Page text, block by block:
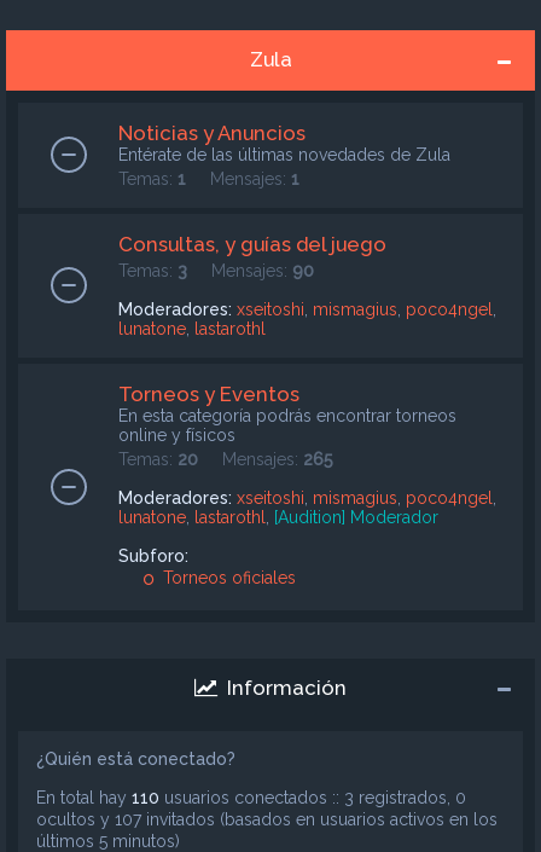
Zula
Noticias y Anuncios
Entérate de las últimas novedades de Zula
Temas: 1 Mensajes: 1
Consultas, y guías del juego
Temas: 3 Mensajes: 90
Moderadores: xseitoshi mismagius poco4ngel
lunatone
lastarothl
Torneos y Eventos
En esta categoría podrás encontrar torneos
online y físicos
Temas: 20 Mensajes: 265
Moderadores: xseitoshi mismagius poco4ngel
lunatone
lastarothl
[Audition] Moderador
Subforo:
Torneos oficiales
Información
¿Quién está conectado?
En total hay 110 usuarios conectados :: 3 registrados, 0
ocultos y 107 invitados (basados en usuarios activos en los
últimos 5 minutos)